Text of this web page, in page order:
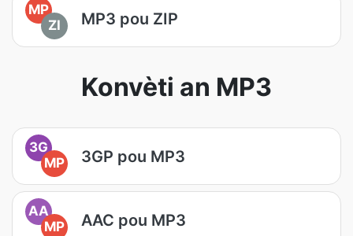
MP
ZI
MP3 pou ZIP
Konvèti an MP3
3G
MP
3GP pou MP3
AA
MP
AAC pou MP3